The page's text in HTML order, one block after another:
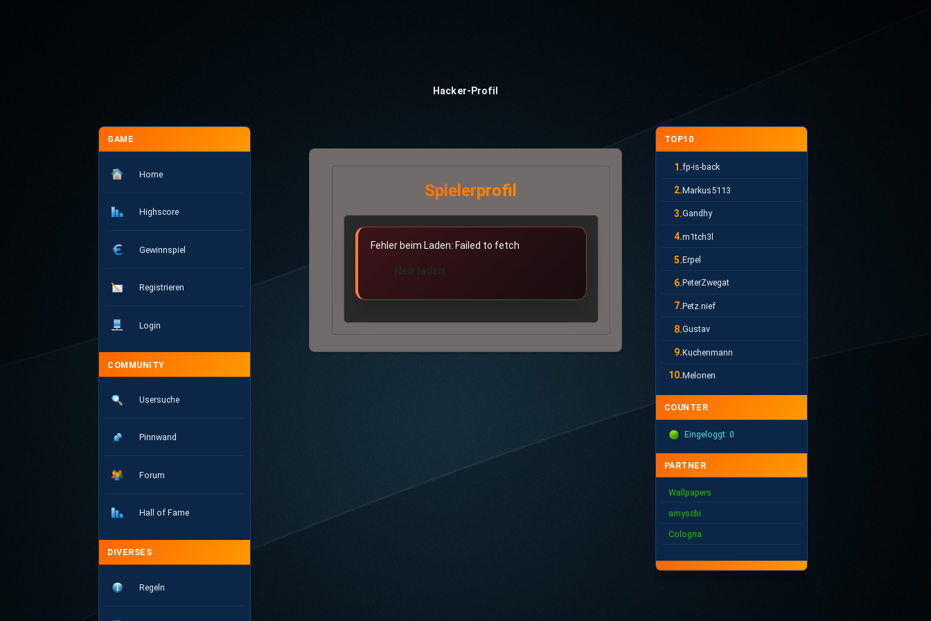
Hacker-Profil
GAME
Home
Highscore
Gewinnspiel
Registrieren
Login
COMMUNITY
Usersuche
Pinnwand
Forum
Hall of Fame
DIVERSES
Regeln
Spielerprofil
Fehler beim Laden: Failed to fetch
TOP10
1.fp-is-back
2.Markus5113
3.Gandhy
4.m1tch3l
5.Erpel
6.PeterZwegat
7.Petz.nief
8.Gustav
9.Kuchenmann
10.Melonen
COUNTER
Eingeloggt: 0
PARTNER
Wallpapers
amyscbi
Cologna